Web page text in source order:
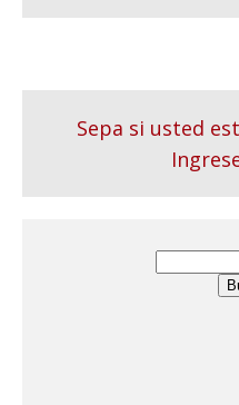
Sepa si usted